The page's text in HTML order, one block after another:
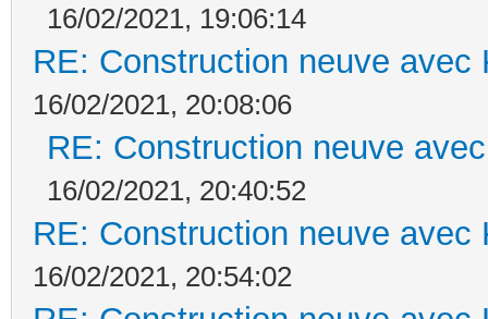
16/02/2021, 19:06:14
RE: Construction neuve avec
16/02/2021, 20:08:06
RE: Construction neuve
16/02/2021, 20:40:52
RE: Construction neuve avec
16/02/2021, 20:54:02